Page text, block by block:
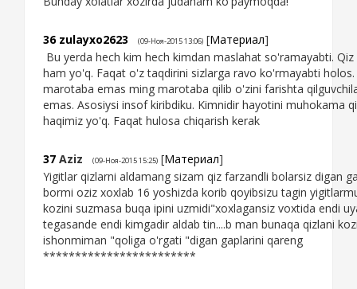
36 zulayxo2623 (09-Ноя-2015 13:06) [Материал]
Bu yerda hech kim hech kimdan maslahat so'ramayabti.
ham yo'q. Faqat o'z taqdirini sizlarga ravo ko'rmayabti
marotaba emas ming marotaba qilib o'zini farishta
emas. Asosiysi insof kiribdiku. Kimnidir hayotini muhokama
haqimiz yo'q. Faqat hulosa chiqarish kerak
37 Aziz (09-Ноя-2015 15:25) [Материал]
Yigitlar qizlarni aldamang sizam qiz farzandli bolarsiz digan
bormi oziz xoxlab 16 yoshizda korib qoyibsizu tagin
kozini suzmasa buqa ipini uzmidi"xoxlagansiz voxtida endi
tegasande endi kimgadir aldab tin....b man bunaqa qizlani
ishonmiman "qoliga o'rgati "digan gaplarini qareng
************************